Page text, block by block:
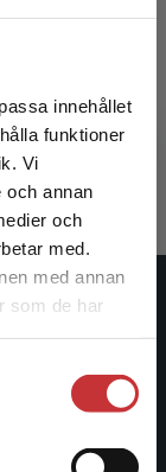
innehållet
funktioner
Vi
och annan
och
med.
med annan
som de har
Sverige.
För
Sveriges
kurslitteratur,
med